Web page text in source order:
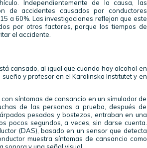
Independientemente de la causa, las
de accidentes causados por conductores
a 60%. Las investigaciones reflejan que este
por otros factores, porque los tiempos de
el accidente.
cansado, al igual que cuando hay alcohol en
y profesor en el Karolinska Institutet y en
síntomas de cansancio en un simulador de
de las personas a prueba, después de
pesados y bostezos, entraban en una
pocos segundos, a veces, sin darse cuenta.
(DAS), basado en un sensor que detecta
muestra síntomas de cansancio como